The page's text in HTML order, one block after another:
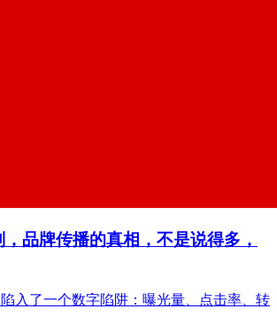
品牌传播的真相，不是说得多，
入了一个数字陷阱：曝光量、点击率、转